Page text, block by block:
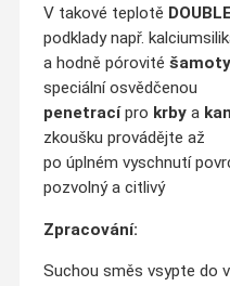
V takové teplotě
podklady např.
a hodně pórovité šamoty
speciální osvědčenou
penetracípro krbya
zkoušku provádějte až
po úplném vyschnutí
pozvolný a citlivý
Zpracování:
Suchou směs vsypte do